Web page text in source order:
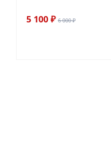
5 100 ₽ 6 000 ₽